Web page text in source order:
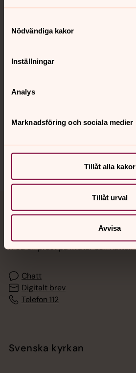
Nödvändiga kakor
Inställningar
Analys
Marknadsföring och sociala medier
Tillåt alla kakor
Tillåt urval
Avvisa
Kontakt
Kalender
Hitta snabbt
Jourhavande präst
med en präst på kvällar och nätter.
Chatt
Digitalt brev
Telefon 112
Svenska kyrkan